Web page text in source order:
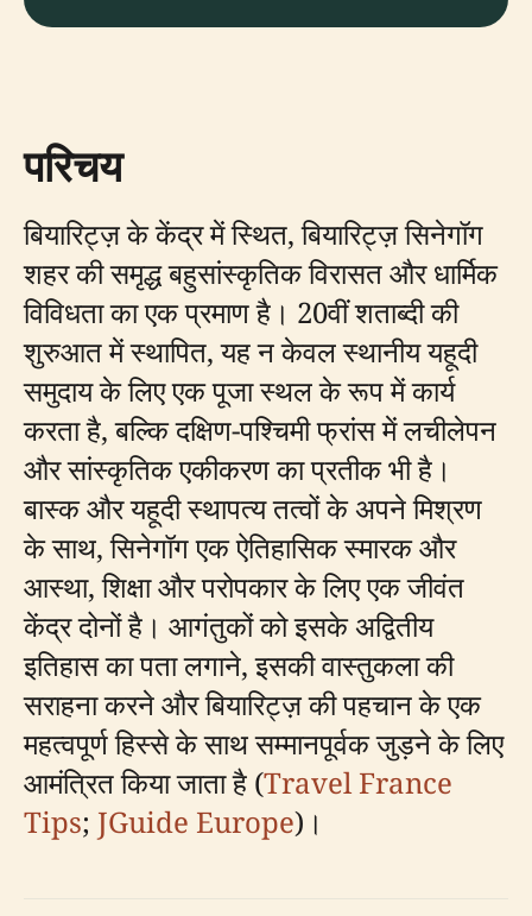
परिचय
बियारिट्ज़ के केंद्र में स्थित, बियारिट्ज़ सिनेगॉग
शहर की समृद्ध बहुसांस्कृतिक विरासत और धार्मिक
विविधता का एक प्रमाण है। 20वीं शताब्दी की
शुरुआत में स्थापित, यह न केवल स्थानीय यहूदी
समुदाय के लिए एक पूजा स्थल के रूप में कार्य
करता है, बल्कि दक्षिण-पश्चिमी फ्रांस में लचीलेपन
और सांस्कृतिक एकीकरण का प्रतीक भी है।
बास्क और यहूदी स्थापत्य तत्वों के अपने मिश्रण
के साथ, सिनेगॉग एक ऐतिहासिक स्मारक और
आस्था, शिक्षा और परोपकार के लिए एक जीवंत
केंद्र दोनों है। आगंतुकों को इसके अद्वितीय
इतिहास का पता लगाने, इसकी वास्तुकला की
सराहना करने और बियारिट्ज़ की पहचान के एक
महत्वपूर्ण हिस्से के साथ सम्मानपूर्वक जुड़ने के लिए
आमंत्रित किया जाता है (Travel France
Tips; JGuide Europe)।